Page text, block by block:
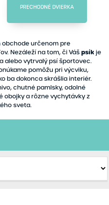
PRECHODNÉ DVIERKA
určenom pre
Nezáleží na tom, či Vášpsíkje
alebo vytrvalý psí športovec.
pomôžu pri výcviku,
ba dokonca skrášlia interiér.
chutné pamlsky, odolné
obojky a rôzne vychytávky z
sveta.